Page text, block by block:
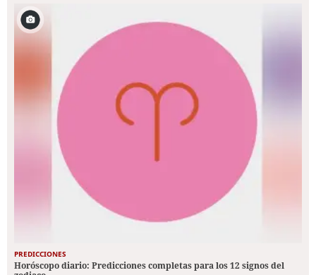
PREDICCIONES
Horóscopo diario: Predicciones completas para los 12 signos del